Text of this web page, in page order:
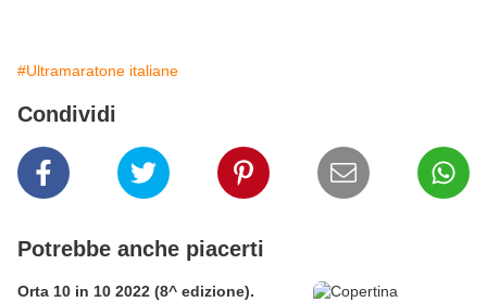
#Ultramaratone italiane
Condividi
Potrebbe anche piacerti
Orta 10 in 10 2022 (8^ edizione).